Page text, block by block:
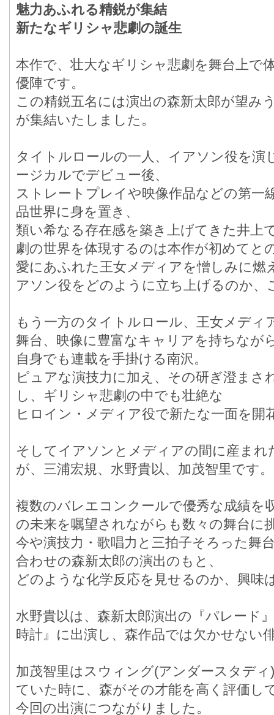
魅力あふれる精鋭が集結
新たなギリシャ悲劇の誕生
本作で、壮大なギリシャ悲劇を舞台上で
優陣です。
この精鋭五名には演出の森新太郎が望み
が集結いたしました。
タイトルロールの一人、イアソン役を演
ージカルでデビュー後、
ストレートプレイや映像作品などの第一
品世界に身を置き、
類い希なる存在感を築き上げてきた井上
劇の世界を体現するのは本作が初めてと
愛にあふれた王女メディアを憎しみに燃
アソン役をどのように立ち上げるのか、
もう一方のタイトルロール、王女メディ
舞台、映像に豊富なキャリアを持ちなが
自身でも連載を手掛ける南沢。
ピュアな演技力に加え、その研ぎ澄まさ
し、ギリシャ悲劇の中でも壮絶な
ヒロイン・メディア役で新たな一面を開
そしてイアソンとメディアの間に産ま
が、三浦宏規、水野貴以、加茂智里です。
複数のバレエコンクールで優秀な成績を
の未来を嘱望されながらも数々の舞台に
今や演技力・歌唱力と三拍子そろった舞
合わせの森新太郎の演出のもと、
どのような化学反応を見せるのか、興味
水野貴以は、森新太郎演出の『パレード
時計』に出演し、森作品では欠かせない
加茂智里はスウィング(アンダースタデ
ていた時に、森がその才能を高く評価し
今回の出演につながりました。